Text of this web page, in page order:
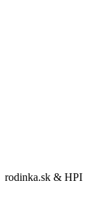
rodinka.sk & HPI